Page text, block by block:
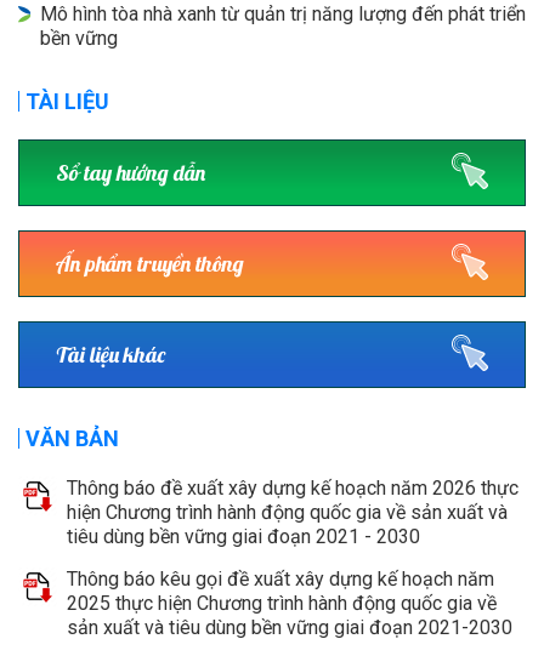
Mô hình tòa nhà xanh từ quản trị năng lượng đến phát triển
bền vững
TÀI LIỆU
Sổ tay hướng dẫn
Ấn phẩm truyền thông
Tài liệu khác
VĂN BẢN
Thông báo đề xuất xây dựng kế hoạch năm 2026 thực
hiện Chương trình hành động quốc gia về sản xuất và
tiêu dùng bền vững giai đoạn 2021 - 2030
Thông báo kêu gọi đề xuất xây dựng kế hoạch năm
2025 thực hiện Chương trình hành động quốc gia về
sản xuất và tiêu dùng bền vững giai đoạn 2021-2030